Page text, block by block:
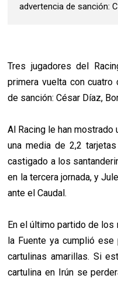
advertencia de sanción:
Tres jugadores del
primera vuelta con cuatro
de sanción: César Díaz,
Al Racing le han
una media de 2,2
castigado a los
en la tercera jornada, y
ante el Caudal.
En el último partido de los
la Fuente ya cumplió
cartulinas amarillas. Si
cartulina en Irún se